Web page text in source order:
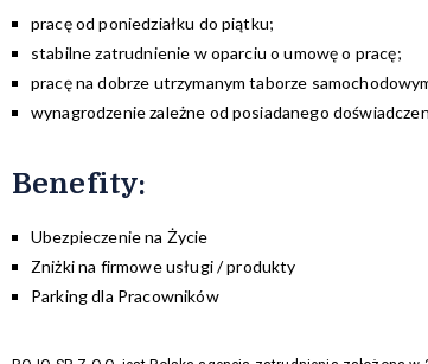
pracę od poniedziałku do piątku;
stabilne zatrudnienie w oparciu o umowę o pracę;
pracę na dobrze utrzymanym taborze
wynagrodzenie zależne od posiadanego
Benefity:
Ubezpieczenie na Życie
Zniżki na firmowe usługi / produkty
Parking dla Pracowników